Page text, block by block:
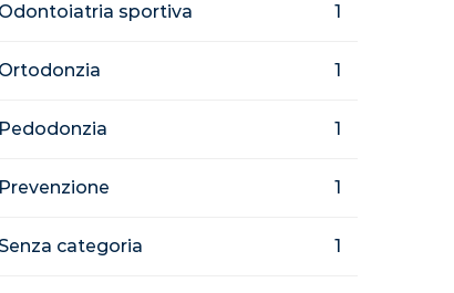
Odontoiatria sportiva 1
Ortodonzia 1
Pedodonzia 1
Prevenzione 1
categoria 1